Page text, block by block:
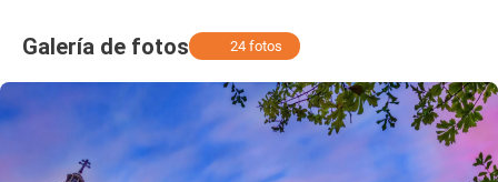
Galería de fotos 24 fotos